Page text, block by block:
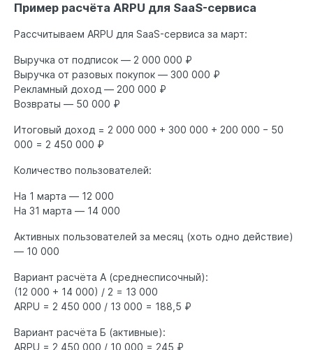
Пример расчёта ARPU для SaaS-сервиса
Рассчитываем ARPU для SaaS-сервиса за март:
Выручка от подписок — 2 000 000 ₽
Выручка от разовых покупок — 300 000 ₽
Рекламный доход — 200 000 ₽
Возвраты — 50 000 ₽
Итоговый доход = 2 000 000 + 300 000 + 200 000 − 50
000 = 2 450 000 ₽
Количество пользователей:
На 1 марта — 12 000
На 31 марта — 14 000
Активных пользователей за месяц (хоть одно действие)
— 10 000
Вариант расчёта А (среднесписочный):
(12 000 + 14 000) / 2 = 13 000
ARPU = 2 450 000 / 13 000 = 188,5 ₽
Вариант расчёта Б (активные):
ARPU = 2 450 000 / 10 000 = 245 ₽